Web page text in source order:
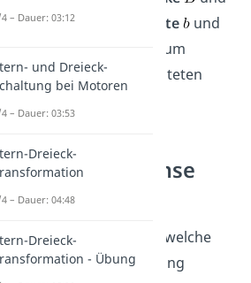
Quadrat der
Feldbreite und
proportional zum
des betrachteten
gibt sieben
, welche
Stärke der Bremswirkung
– Dauer: 03:12
und Dreieck-
bei Motoren
– Dauer: 03:53
Dreieck-
– Dauer: 04:48
Dreieck-
- Übung